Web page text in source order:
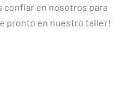
confiar en nosotros para
pronto en nuestro taller!